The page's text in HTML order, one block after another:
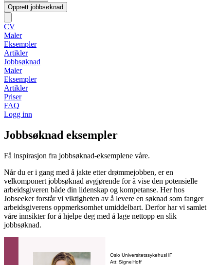
Opprett jobbsøknad
CV
Maler
Eksempler
Artikler
Jobbsøknad
Maler
Eksempler
Artikler
Priser
FAQ
Logg inn
Jobbsøknad eksempler
Få inspirasjon fra jobbsøknad-eksemplene våre.
Når du er i gang med å jakte etter drømmejobben, er en
velkomponert jobbsøknad avgjørende for å vise den potensielle
arbeidsgiveren både din lidenskap og kompetanse. Her hos
Jobseeker forstår vi viktigheten av å levere en søknad som fanger
arbeidsgiverens oppmerksomhet umiddelbart. Derfor har vi samlet
våre innsikter for å hjelpe deg med å lage nettopp en slik
jobbsøknad.